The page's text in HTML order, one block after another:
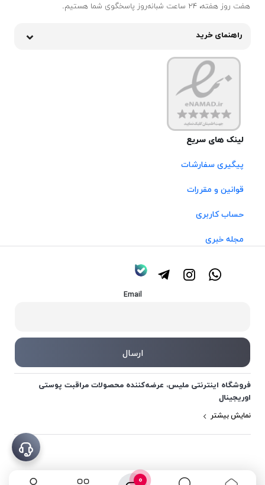
0
هفت روز هفته، ۲۴ ساعت شبانه‌روز پاسخگوی شما هستیم.
راهنمای خرید
لینک های سریع
پیگیری سفارشات
قوانین و مقررات
حساب کاربری
مجله خبری
Email
فروشگاه اینترنتی ملیس، عرضه‌کننده محصولات مراقبت پوستی
اوریجینال
نمایش بیشتر